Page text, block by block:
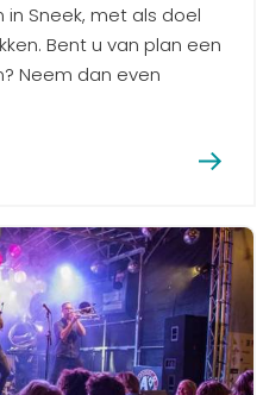
Sneek, met als doel
Bent u van plan een
Neem dan even